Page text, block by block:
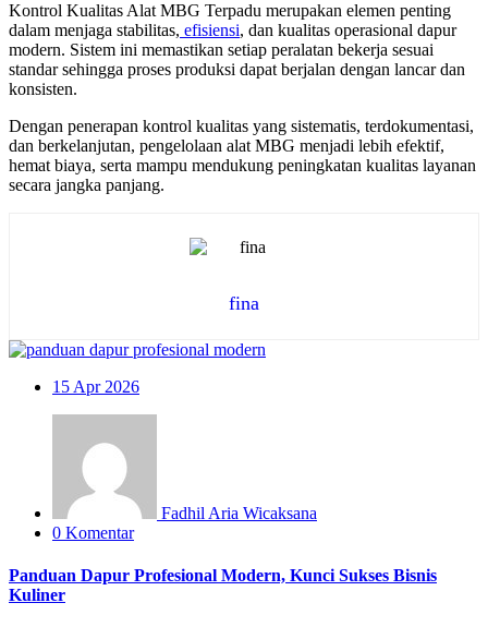
Kontrol Kualitas Alat MBG Terpadu merupakan elemen penting
dalam menjaga stabilitas, efisiensi, dan kualitas operasional dapur
modern. Sistem ini memastikan setiap peralatan bekerja sesuai
standar sehingga proses produksi dapat berjalan dengan lancar dan
konsisten.
Dengan penerapan kontrol kualitas yang sistematis, terdokumentasi,
dan berkelanjutan, pengelolaan alat MBG menjadi lebih efektif,
hemat biaya, serta mampu mendukung peningkatan kualitas layanan
secara jangka panjang.
fina
15 Apr 2026
Fadhil Aria Wicaksana
0 Komentar
Panduan Dapur Profesional Modern, Kunci Sukses Bisnis
Kuliner